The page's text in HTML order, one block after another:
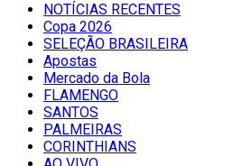
NOTÍCIAS RECENTES
Copa 2026
SELEÇÃO BRASILEIRA
Apostas
Mercado da Bola
FLAMENGO
SANTOS
PALMEIRAS
CORINTHIANS